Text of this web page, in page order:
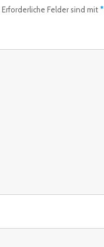
Erforderliche Felder sind mit *